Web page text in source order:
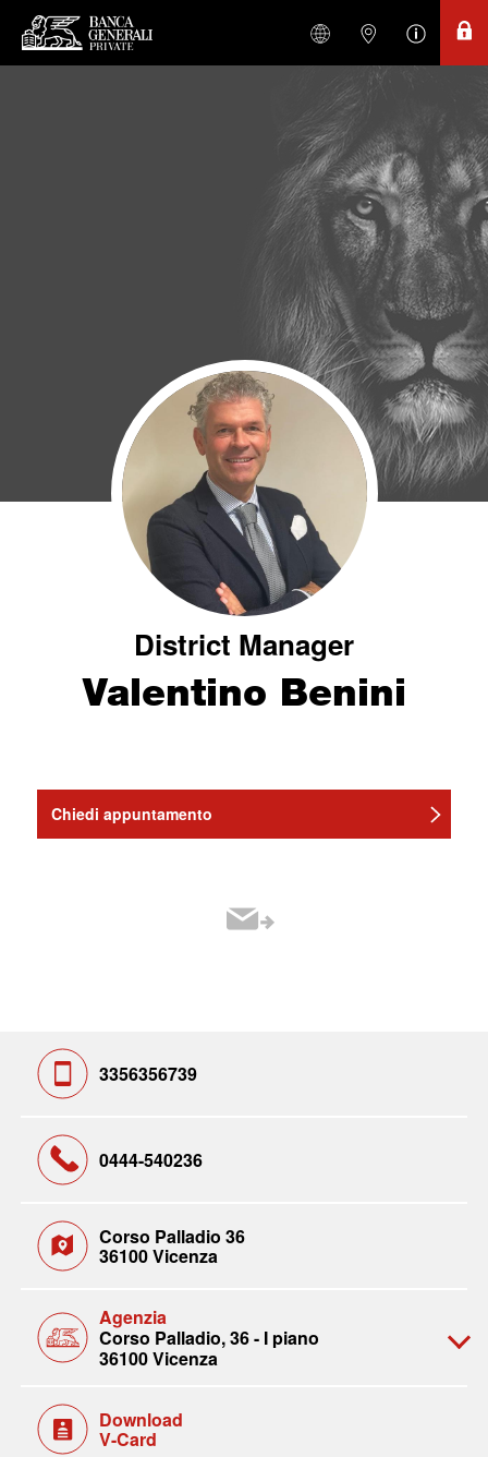
District Manager
Valentino Benini
Chiedi appuntamento
3356356739
0444-540236
Corso Palladio 36
36100 Vicenza
Agenzia
Corso Palladio, 36 - I piano
36100 Vicenza
Download
V-Card